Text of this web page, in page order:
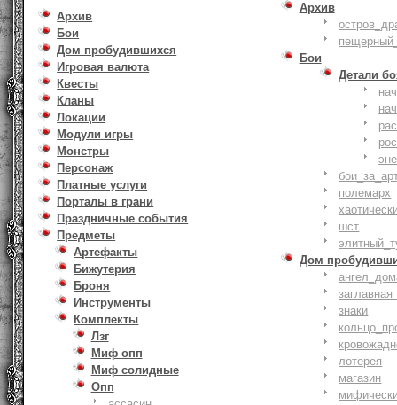
Архив
Бои
Дом пробудившихся
Игровая валюта
Квесты
Кланы
Локации
Модули игры
Монстры
Персонаж
Платные услуги
Порталы в грани
Праздничные события
Предметы
Артефакты
Бижутерия
Броня
Инструменты
Комплекты
Лзг
Миф опп
Миф солидные
Опп
Архив
Бои
Детали
полемарх
шст
Дом
знаки
лотерея
магазин